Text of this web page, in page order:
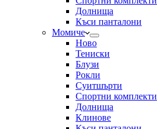
Долнища
Къси панталони
Момиче
Ново
Тениски
Блузи
Рокли
Суитшърти
Спортни комплекти
Долнища
Клинове